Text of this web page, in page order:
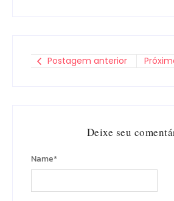
Postagem anterior
Deixe seu
Name*